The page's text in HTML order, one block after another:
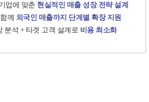
업에 맞춘 현실적인 매출 성장 전략 설계
께 외국인 매출까지 단계별 확장 지원
분석 + 타겟 고객 설계로 비용 최소화